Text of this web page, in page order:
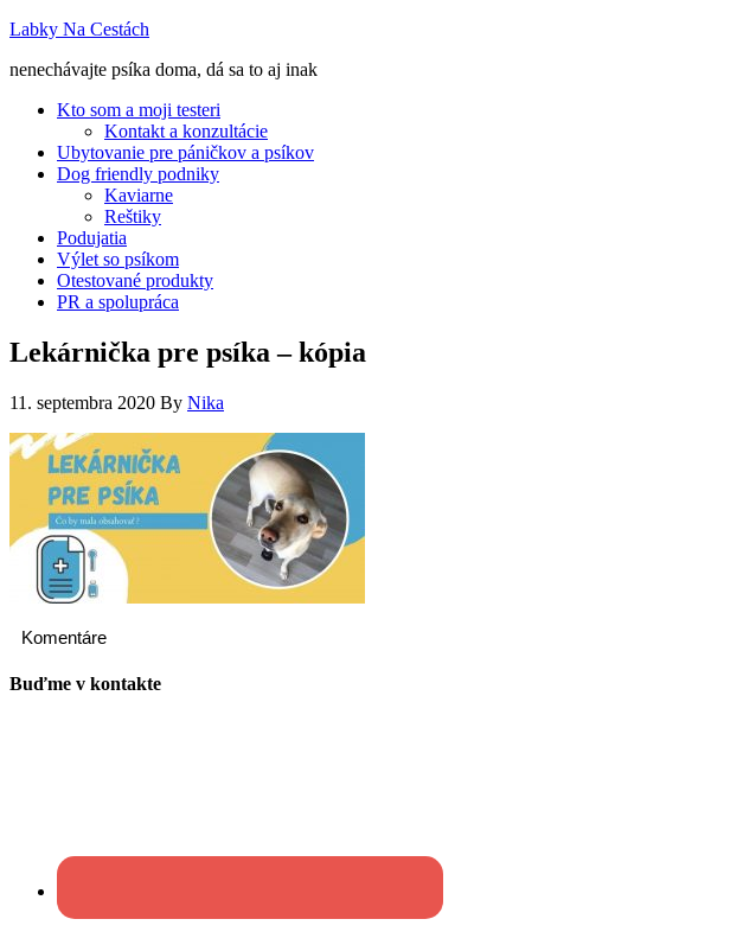
Labky Na Cestách
nenechávajte psíka doma, dá sa to aj inak
Kto som a moji testeri
Kontakt a konzultácie
Ubytovanie pre páničkov a psíkov
Dog friendly podniky
Kaviarne
Reštiky
Podujatia
Výlet so psíkom
Otestované produkty
PR a spolupráca
Lekárnička pre psíka – kópia
11. septembra 2020 By Nika
Komentáre
Buďme v kontakte